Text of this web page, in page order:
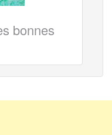
bonnes